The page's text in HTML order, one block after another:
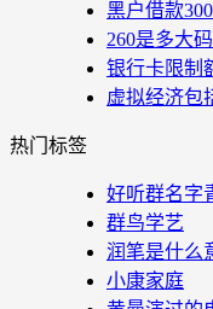
黑户借款
260是多大
银行卡限制
虚拟经济包
热门标签
好听群名字
群鸟学艺
润笔是什么
小康家庭